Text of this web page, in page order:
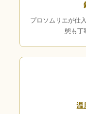
プロソムリエが仕
態も丁
温